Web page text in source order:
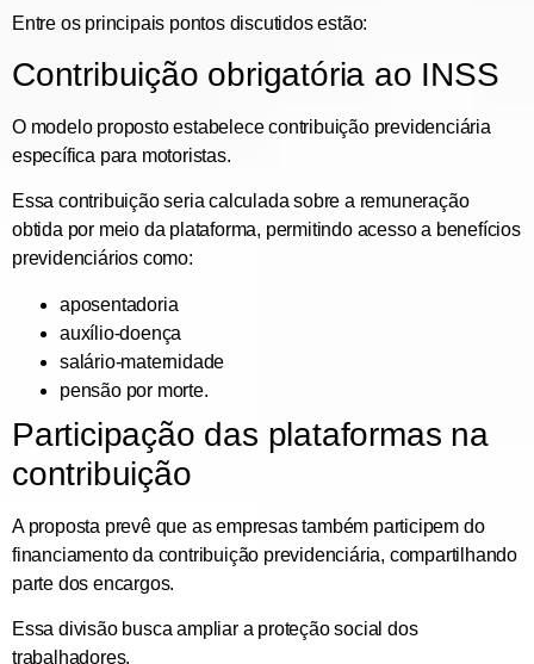
Entre os principais pontos discutidos estão:
Contribuição obrigatória ao INSS
O modelo proposto estabelece contribuição previdenciária
específica para motoristas.
Essa contribuição seria calculada sobre a remuneração
obtida por meio da plataforma, permitindo acesso a benefícios
previdenciários como:
aposentadoria
auxílio-doença
salário-maternidade
pensão por morte.
Participação das plataformas na
contribuição
A proposta prevê que as empresas também participem do
financiamento da contribuição previdenciária, compartilhando
parte dos encargos.
Essa divisão busca ampliar a proteção social dos
trabalhadores.